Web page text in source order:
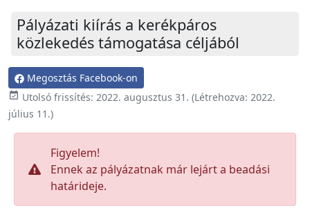
Pályázati kiírás a kerékpáros
közlekedés támogatása céljából
Megosztás Facebook-on
 Utolsó frissítés: 2022. augusztus 31. (Létrehozva: 2022.
július 11.)
Figyelem!
Ennek az pályázatnak már lejárt a beadási
határideje.